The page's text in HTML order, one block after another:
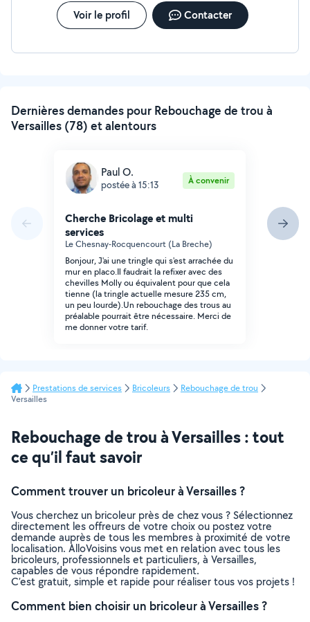
Voir le profil Contacter
Dernières demandes pour Rebouchage de trou à
Versailles (78) et alentours
Paul O.
postée à 15:13 À convenir
Cherche Bricolage et multi
services
Le Chesnay-Rocquencourt (La Breche)
Bonjour, J'ai une tringle qui s'est arrachée du
mur en placo.Il faudrait la refixer avec des
chevilles Molly ou équivalent pour que cela
tienne (la tringle actuelle mesure 235 cm,
un peu lourde).Un rebouchage des trous au
préalable pourrait être nécessaire. Merci de
me donner votre tarif.
Prestations de services Bricoleurs
Rebouchage de trou
Versailles
Rebouchage de trou à Versailles : tout
ce qu’il faut savoir
Comment trouver un bricoleur à Versailles ?
Vous cherchez un bricoleur près de chez vous ? Sélectionnez
directement les offreurs de votre choix ou postez votre
demande auprès de tous les membres à proximité de votre
localisation. AlloVoisins vous met en relation avec tous les
bricoleurs, professionnels et particuliers, à Versailles,
capables de vous répondre rapidement.
C’est gratuit, simple et rapide pour réaliser tous vos projets !
Comment bien choisir un bricoleur à Versailles ?